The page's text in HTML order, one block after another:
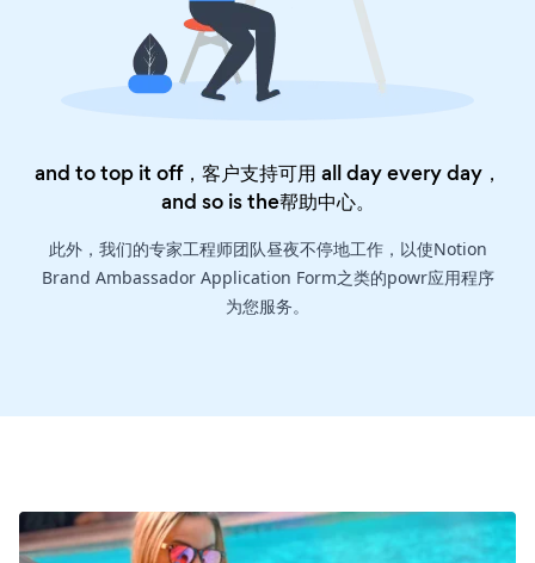
and to top it off，客户支持可用 all day every day，
and so is the帮助中心。
此外，我们的专家工程师团队昼夜不停地工作，以使Notion
Brand Ambassador Application Form之类的powr应用程序
为您服务。